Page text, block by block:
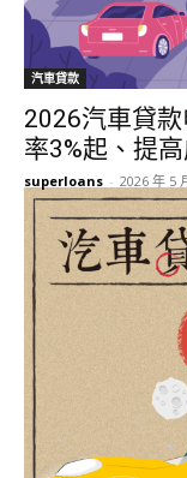
汽車貸款
2026汽車貸
率3%起、提
superloans - 2026 年 5